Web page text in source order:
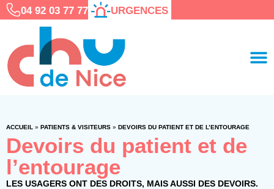
04 92 03 77 77 URGENCES
ACCUEIL » PATIENTS & VISITEURS » DEVOIRS DU PATIENT ET DE L’ENTOURAGE
Devoirs du patient et de
l’entourage
LES USAGERS ONT DES DROITS, MAIS AUSSI DES DEVOIRS.